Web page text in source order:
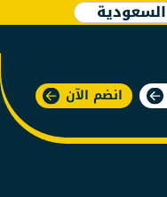
انضم الآن
السعودية